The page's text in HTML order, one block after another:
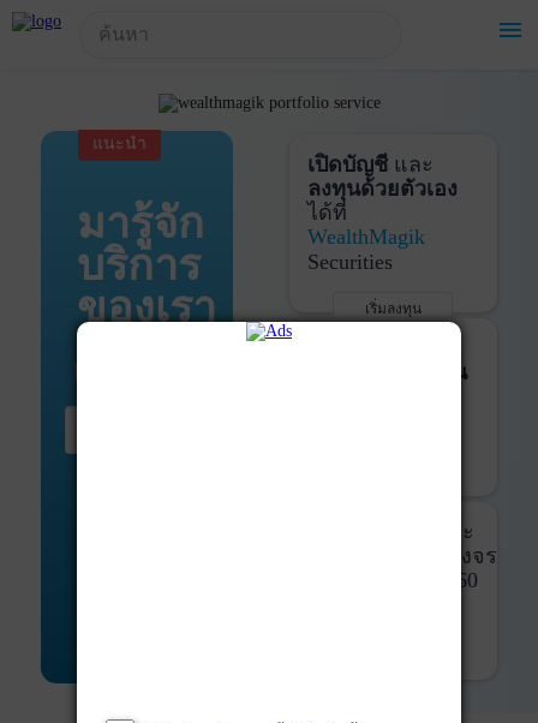
menu
แนะนำ
มารู้จัก
บริการ
ของเรา
เปิดบัญชีและ
ลงทุนด้วยตัวเอง
ได้ที่
WealthMagik
Securities
เริ่มลงทุน
ติดตามการลงทุน
และ
ที่ครบวงจร
360
!-- Start Advertise -->